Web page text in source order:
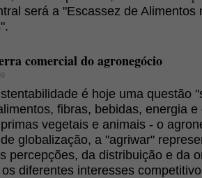
será a "Escassez de Alimentos
comercial do agronegócio
é hoje uma questão
fibras, bebidas, energia
vegetais e animais - o
globalização, a "agriwar"
percepções, da distribuição e da
diferentes interesses